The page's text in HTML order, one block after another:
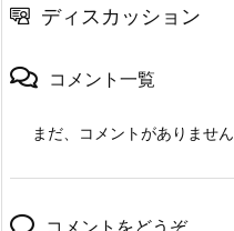
ディスカッション
コメント一覧
まだ、コメントがありません
コメントをどうぞ